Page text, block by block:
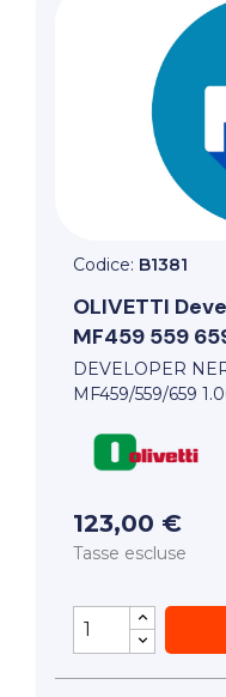
Codice: B1381
OLIVETTI
MF459 559
DEVELOPER
MF459/559/659
123,00 €
Tasse escluse